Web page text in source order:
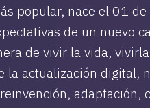
popular, nace el 01
de un nuevo
de vivir la vida,
la actualización digital,
adaptación,